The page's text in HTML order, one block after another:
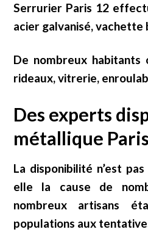
Serrurier Paris 12
acier galvanisé, vachette
De nombreux habitants
rideaux, vitrerie,
Des experts
métallique
La disponibilité n’est
elle la cause de
nombreux artisans
populations aux